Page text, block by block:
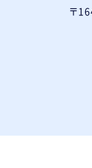
〒